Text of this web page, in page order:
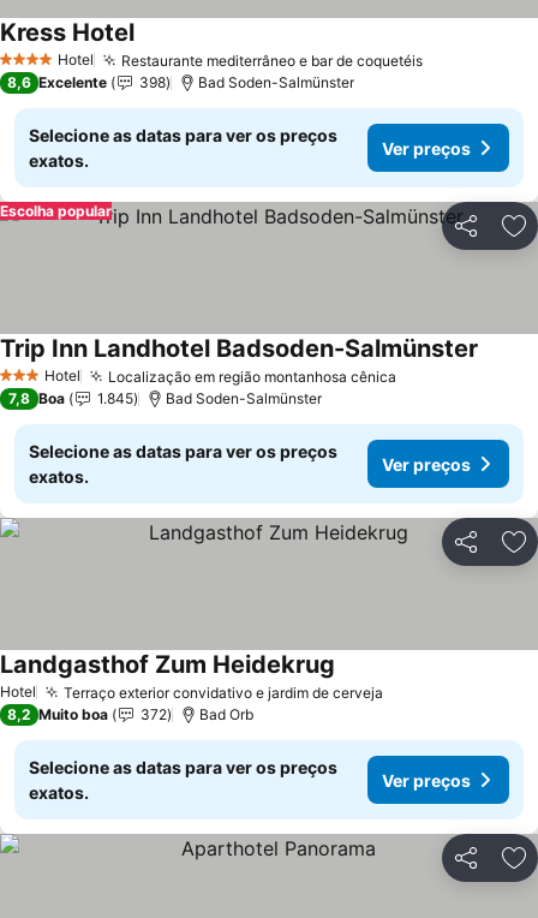
4 EstrelasHotel Restaurante mediterrâneo e bar de coquetéis
Kress Hotel
8,6 Excelente 398 Bad Soden-Salmünster
Selecione as datas para ver os preços
exatos.
Ver preços
Partilhar
Escolha popular
3 EstrelasHotel Localização em região montanhosa cênica
Trip Inn Landhotel Badsoden-Salmünster
7,8 Boa 1.845 Bad Soden-Salmünster
Selecione as datas para ver os preços
exatos.
Ver preços
Partilhar
Hotel Terraço exterior convidativo e jardim de cerveja
Landgasthof Zum Heidekrug
8,2 Muito boa 372 Bad Orb
Selecione as datas para ver os preços
exatos.
Ver preços
Partilhar